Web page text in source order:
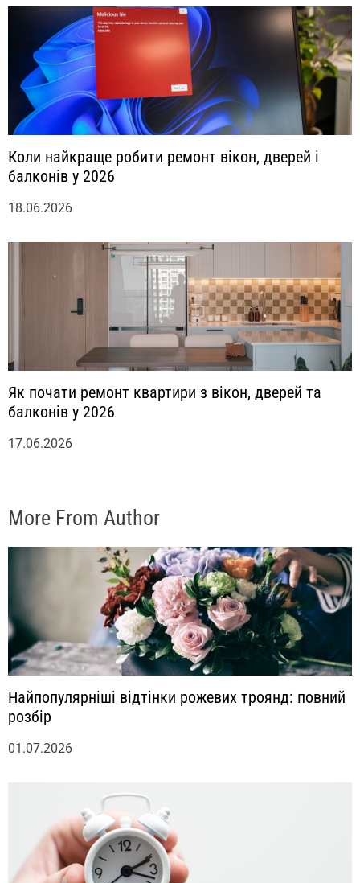
Коли найкраще робити ремонт вікон, дверей і
балконів у 2026
18.06.2026
Як почати ремонт квартири з вікон, дверей та
балконів у 2026
17.06.2026
More From Author
Найпопулярніші відтінки рожевих троянд: повний
розбір
01.07.2026